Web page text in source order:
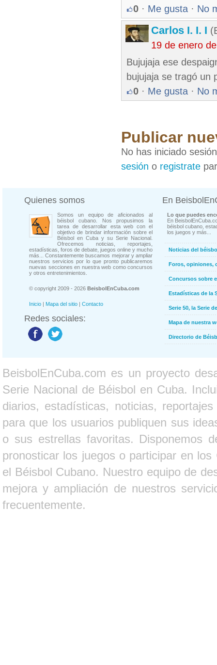
0 · Me gusta · No
Carlos I. I. I
19 de enero
Bujujaja ese
bujujaja se tragó un
0 · Me gusta · No
Publicar
No has iniciado
sesión o registrate
Quienes somos
Somos un equipo de aficionados al
béisbol cubano. Nos propusimos la
tarea de desarrollar esta web con el
objetivo de brindar información sobre el
Béisbol en Cuba y su Serie Nacional.
Ofrecemos noticias, reportajes,
estadísticas, foros de debate, juegos online y mucho
más... Constantemente buscamos mejorar y ampliar
nuestros servicios por lo que pronto publicaremos
nuevas secciones en nuestra web como concursos
y otros entretenimientos.
© copyright 2009 - 2026 BeisbolEnCuba.com
Inicio | Mapa del sitio | Contacto
Redes sociales:
En
Lo que puedes
En
béisbol cubano,
los juegos y más...
Noticias del
Foros, opiniones,
Concursos sobre
Estadísticas de la
Serie 50, la Serie
Mapa de nuestra
Directorio de
BeisbolEnCuba.com es un proyecto
Serie Nacional de Béisbol en Cuba.
diarios, estadísticas, noticias,
para que los usuarios publiquen sus
o sus estrellas favoritas. Disponemos
pronosticar los juegos o participar en
el Béisbol Cubano. Nuestro equipo de
mejora y ampliación de nuestros
frecuentemente.